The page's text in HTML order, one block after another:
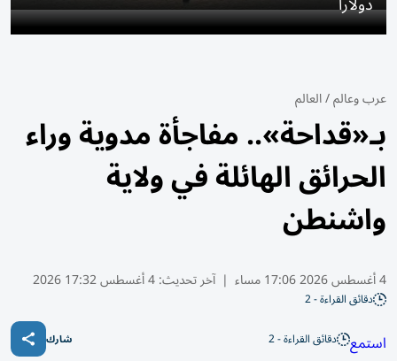
عرب وعالم/العالم
بـ«قداحة».. مفاجأة مدوية وراء
الحرائق الهائلة في ولاية
واشنطن
4 أغسطس 2026 17:06 مساء | آخر تحديث:4 أغسطس 17:32 2026
دقائق القراءة - 2
استمع دقائق القراءة - 2 شارك